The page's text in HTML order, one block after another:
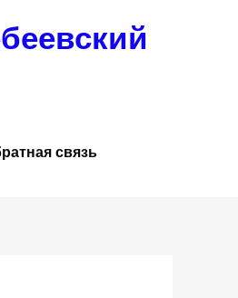
связь